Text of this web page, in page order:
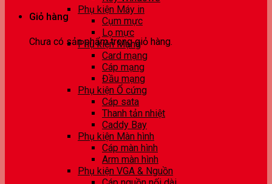
Giỏ hàng
Chưa có sản phẩm trong giỏ hàng.
Phụ kiện Máy in
Cụm mực
Lọ mực
Phụ kiện Mạng
Card mạng
Cáp mạng
Đầu mạng
Phụ kiện Ổ cứng
Cáp sata
Thanh tản nhiệt
Caddy Bay
Phụ kiện Màn hình
Cáp màn hình
Arm màn hình
Phụ kiện VGA & Nguồn